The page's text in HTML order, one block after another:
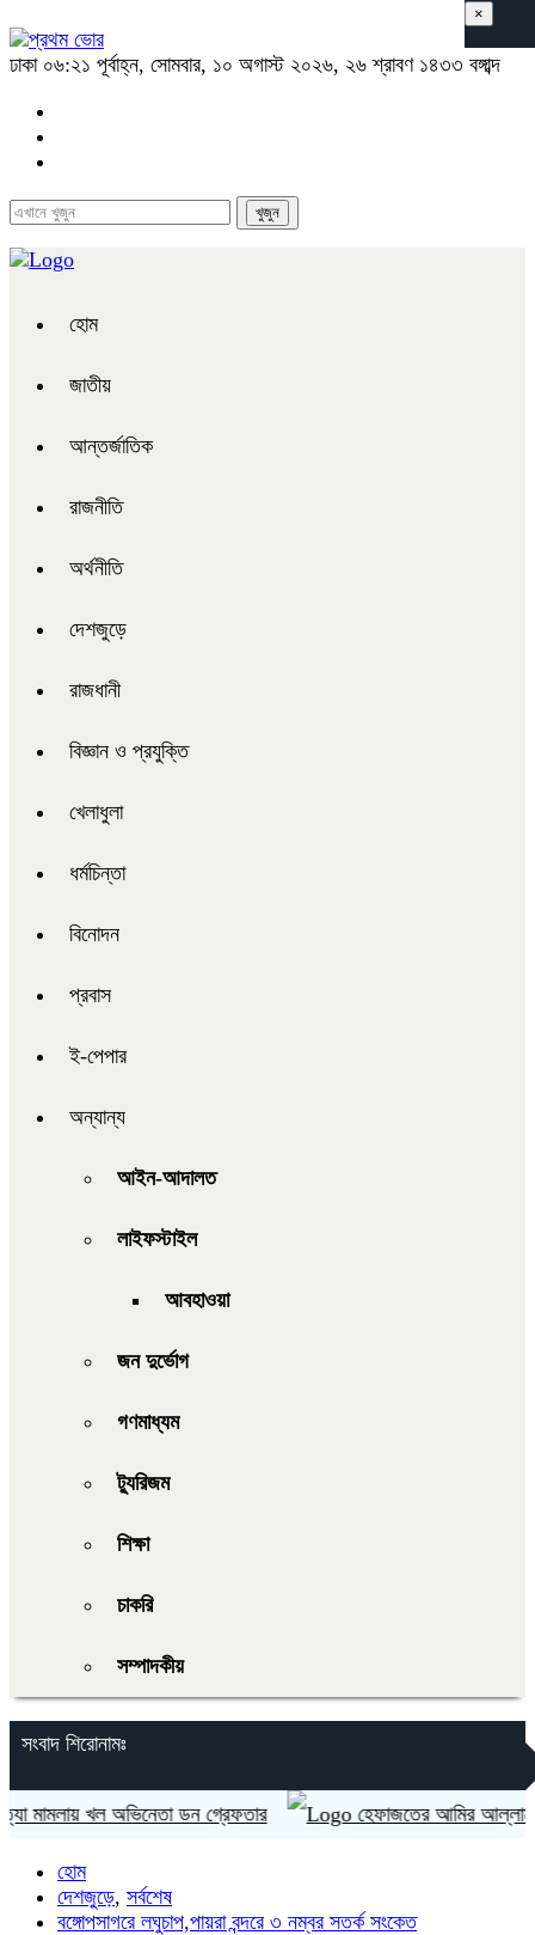
ঢাকা ০৬:২১ পূর্বাহ্ন, সোমবার, ১০ অগাস্ট ২০২৬, ২৬ শ্রাবণ ১৪৩৩ বঙ্গাব্দ
হোম
জাতীয়
আন্তর্জাতিক
রাজনীতি
অর্থনীতি
দেশজুড়ে
রাজধানী
বিজ্ঞান ও প্রযুক্তি
খেলাধুলা
ধর্মচিন্তা
বিনোদন
প্রবাস
ই-পেপার
অন্যান্য
আইন-আদালত
লাইফস্টাইল
আবহাওয়া
জন দুর্ভোগ
গণমাধ্যম
ট্যুরিজম
শিক্ষা
চাকরি
সম্পাদকীয়
সংবাদ শিরোনামঃ
খল অভিনেতা ডন গ্রেফতার হেফাজতের আমির আল্লামা শাহ
×
হোম
দেশজুড়ে, সর্বশেষ
বঙ্গোপসাগরে লঘুচাপ,পায়রা বন্দরে ৩ নম্বর সতর্ক সংকেত